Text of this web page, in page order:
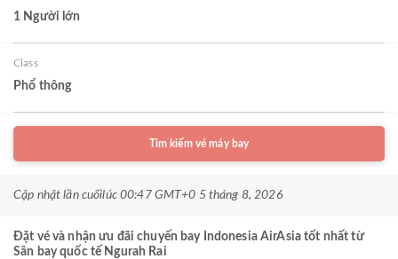
1 Người lớn
Class
Phổ thông
Tìm kiếm vé máy bay
Cập nhật lần cuốilúc 00:47 GMT+0 5 tháng 8, 2026
Đặt vé và nhận ưu đãi chuyến bay Indonesia AirAsia tốt nhất từ
Sân bay quốc tế Ngurah Rai